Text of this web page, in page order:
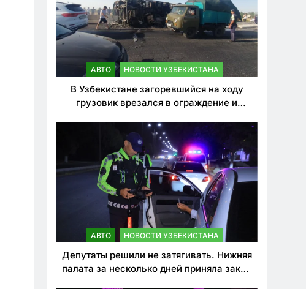
АВТО НОВОСТИ УЗБЕКИСТАНА
В Узбекистане загоревшийся на ходу
грузовик врезался в ограждение и
АВТО НОВОСТИ УЗБЕКИСТАНА
Депутаты решили не затягивать. Нижняя
палата за несколько дней приняла закон